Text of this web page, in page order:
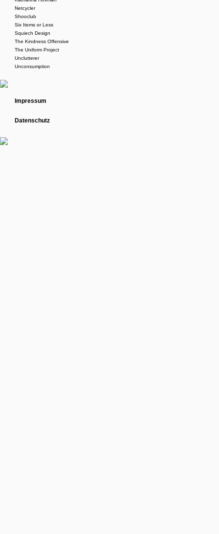
Netcycler
Shooclub
Six Items or Less
Squiech Design
The Kindness Offensive
The Uniform Project
Unclutterer
Unconsumption
Impressum
Datenschutz